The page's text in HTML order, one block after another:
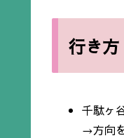
行き方
千駄ヶ
→方向